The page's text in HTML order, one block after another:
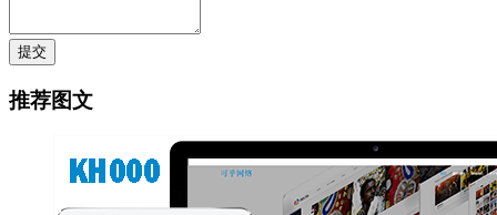
提交
推荐图文